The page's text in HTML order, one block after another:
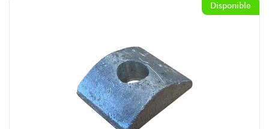
Disponible